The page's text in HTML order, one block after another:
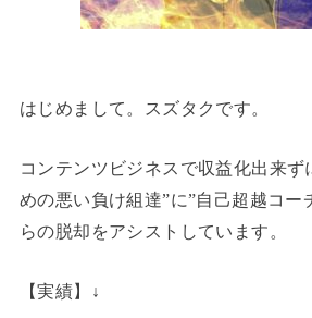
はじめまして。スズタクです。
コンテンツビジネスで収益化出来ず
めの悪い負け組達”に”自己超越コー
らの脱却をアシストしています。
【実績】↓